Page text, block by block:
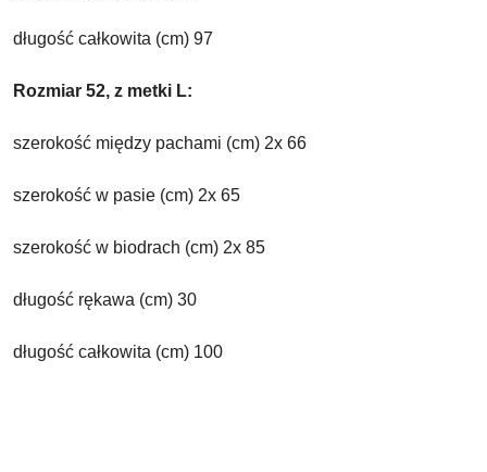
długość całkowita (cm) 97
Rozmiar 52, z metki L:
szerokość między pachami (cm) 2x 66
szerokość w pasie (cm) 2x 65
szerokość w biodrach (cm) 2x 85
długość rękawa (cm) 30
długość całkowita (cm) 100